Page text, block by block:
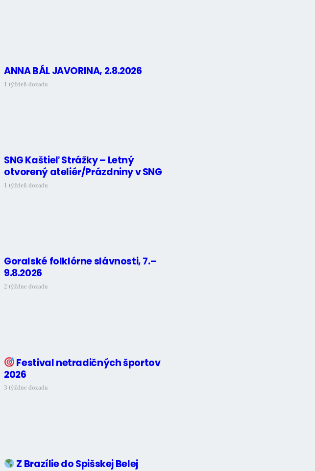
ANNA BÁL JAVORINA, 2.8.2026
1 týždeň dozadu
SNG Kaštieľ Strážky – Letný
otvorený ateliér/Prázdniny v SNG
1 týždeň dozadu
Goralské folklórne slávnosti, 7.–
9.8.2026
2 týždne dozadu
Festival netradičných športov
2026
3 týždne dozadu
Z Brazílie do Spišskej Belej